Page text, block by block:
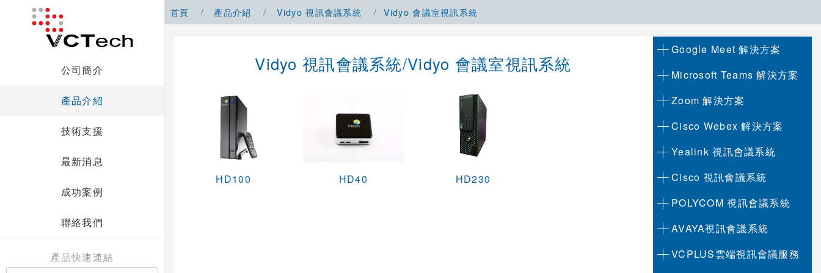
公司簡介
產品介紹
技術支援
最新消息
成功案例
聯絡我們
產品快速連結
首頁 產品介紹 Vidyo 視訊會議系統 Vidyo 會議室視訊系統
Google Meet 解決方案
Microsoft Teams 解決方案
Zoom 解決方案
Cisco Webex 解決方案
Yealink 視訊會議系統
Cisco 視訊會議系統
POLYCOM 視訊會議系統
AVAYA視訊會議系統
VCPLUS雲端視訊會議服務
Vidyo 視訊會議系統/Vidyo 會議室視訊系統
HD100 HD40 HD230